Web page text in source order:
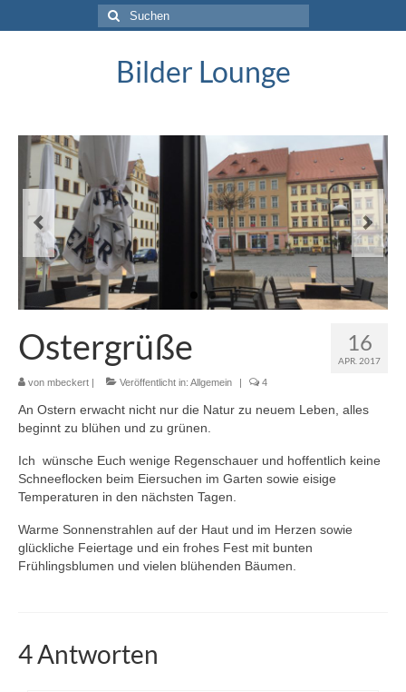
Suche
nach:
Bilder Lounge
16
APR. 2017
Ostergrüße
von mbeckert Veröffentlicht in: Allgemein 4
An Ostern erwacht nicht nur die Natur zu neuem Leben, alles
beginnt zu blühen und zu grünen.
Ich wünsche Euch wenige Regenschauer und hoffentlich keine
Schneeflocken beim Eiersuchen im Garten sowie eisige
Temperaturen in den nächsten Tagen.
Warme Sonnenstrahlen auf der Haut und im Herzen sowie
glückliche Feiertage und ein frohes Fest mit bunten
Frühlingsblumen und vielen blühenden Bäumen.
4 Antworten